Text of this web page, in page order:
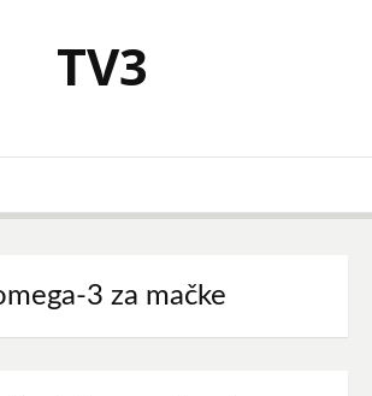
TV3
3 za mačke